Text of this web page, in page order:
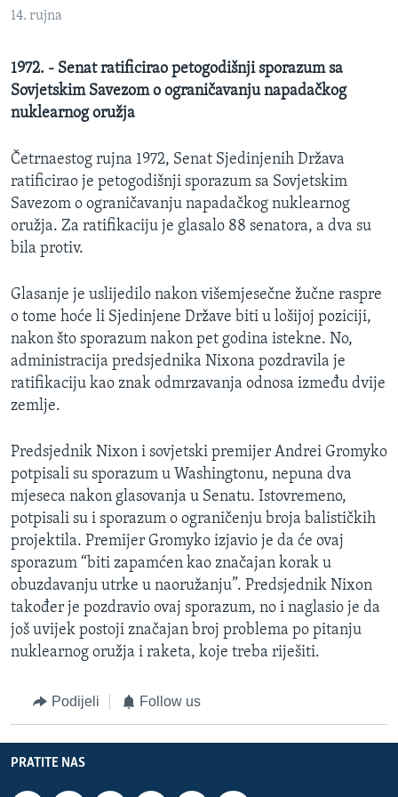
MAGAZIN
Learning English
Jezici
14. rujna
1972. - Senat ratificirao petogodišnji sporazum sa
Sovjetskim Savezom o ograničavanju napadačkog
nuklearnog oružja
Četrnaestog rujna 1972, Senat Sjedinjenih Država
ratificirao je petogodišnji sporazum sa Sovjetskim
Savezom o ograničavanju napadačkog nuklearnog
oružja. Za ratifikaciju je glasalo 88 senatora, a dva su
bila protiv.
Glasanje je uslijedilo nakon višemjesečne žučne raspre
o tome hoće li Sjedinjene Države biti u lošijoj poziciji,
nakon što sporazum nakon pet godina istekne. No,
administracija predsjednika Nixona pozdravila je
ratifikaciju kao znak odmrzavanja odnosa između dvije
zemlje.
Predsjednik Nixon i sovjetski premijer Andrei Gromyko
potpisali su sporazum u Washingtonu, nepuna dva
mjeseca nakon glasovanja u Senatu. Istovremeno,
potpisali su i sporazum o ograničenju broja balističkih
projektila. Premijer Gromyko izjavio je da će ovaj
sporazum “biti zapamćen kao značajan korak u
obuzdavanju utrke u naoružanju”. Predsjednik Nixon
također je pozdravio ovaj sporazum, no i naglasio je da
još uvijek postoji značajan broj problema po pitanju
nuklearnog oružja i raketa, koje treba riješiti.
Podijeli Follow us
PRATITE NAS